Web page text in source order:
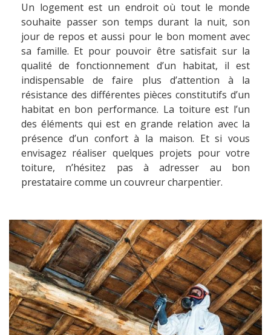
Un logement est un endroit où tout le monde
souhaite passer son temps durant la nuit, son
jour de repos et aussi pour le bon moment avec
sa famille. Et pour pouvoir être satisfait sur la
qualité de fonctionnement d’un habitat, il est
indispensable de faire plus d’attention à la
résistance des différentes pièces constitutifs d’un
habitat en bon performance. La toiture est l’un
des éléments qui est en grande relation avec la
présence d’un confort à la maison. Et si vous
envisagez réaliser quelques projets pour votre
toiture, n’hésitez pas à adresser au bon
prestataire comme un couvreur charpentier.